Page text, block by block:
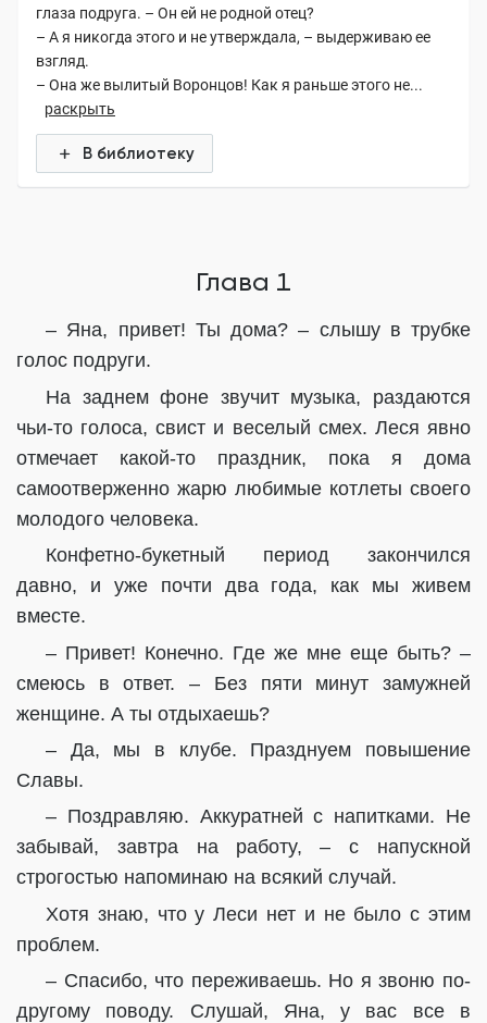
глаза подруга. – Он ей не родной отец?
– А я никогда этого и не утверждала, – выдерживаю ее
взгляд.
– Она же вылитый Воронцов! Как я раньше этого не...
раскрыть
В библиотеку
Глава 1
– Яна, привет! Ты дома? – слышу в трубке
голос подруги.
На заднем фоне звучит музыка, раздаются
чьи-то голоса, свист и веселый смех. Леся явно
отмечает какой-то праздник, пока я дома
самоотверженно жарю любимые котлеты своего
молодого человека.
Конфетно-букетный период закончился
давно, и уже почти два года, как мы живем
вместе.
– Привет! Конечно. Где же мне еще быть? –
смеюсь в ответ. – Без пяти минут замужней
женщине. А ты отдыхаешь?
– Да, мы в клубе. Празднуем повышение
Славы.
– Поздравляю. Аккуратней с напитками. Не
забывай, завтра на работу, – с напускной
строгостью напоминаю на всякий случай.
Хотя знаю, что у Леси нет и не было с этим
проблем.
– Спасибо, что переживаешь. Но я звоню по-
другому поводу. Слушай, Яна, у вас все в